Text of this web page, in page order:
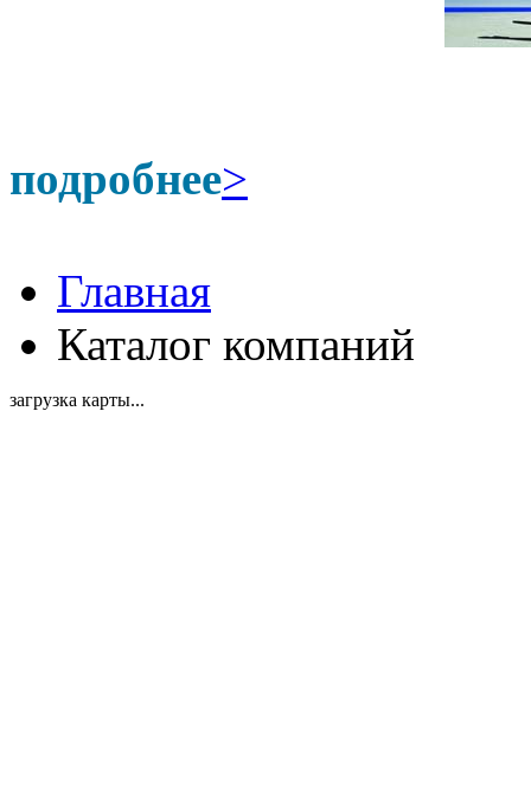
подробнее>
Главная
Каталог компаний
загрузка карты...